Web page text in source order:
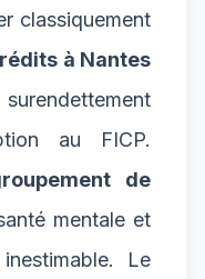
classiquement
à Nantes
au FICP.
de
mentale et
Le